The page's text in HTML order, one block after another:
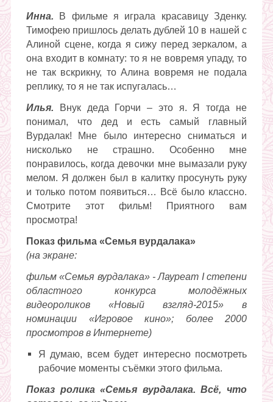
Инна. В фильме я играла красавицу Зденку.
Тимофею пришлось делать дублей 10 в нашей с
Алиной сцене, когда я сижу перед зеркалом, а
она входит в комнату: то я не вовремя упаду, то
не так вскрикну, то Алина вовремя не подала
реплику, то я не так испугалась…
Илья. Внук деда Горчи – это я. Я тогда не
понимал, что дед и есть самый главный
Вурдалак! Мне было интересно сниматься и
нисколько не страшно. Особенно мне
понравилось, когда девочки мне вымазали руку
мелом. Я должен был в калитку просунуть руку
и только потом появиться… Всё было классно.
Смотрите этот фильм! Приятного вам
просмотра!
Показ фильма «Семья вурдалака»
(на экране:
фильм «Семья вурдалака» - Лауреат Iстепени
областного конкурса молодёжных
видеороликов «Новый взгляд-2015» в
номинации «Игровое кино»; более 2000
просмотров в Интернете)
Я думаю, всем будет интересно посмотреть
рабочие моменты съёмки этого фильма.
Показ ролика «Семья вурдалака. Всё, что